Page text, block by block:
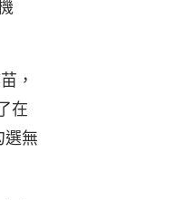
，
在
選無